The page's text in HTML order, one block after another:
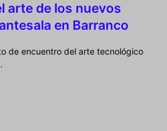
arte de los nuevos
en Barranco
de encuentro del arte tecnológico